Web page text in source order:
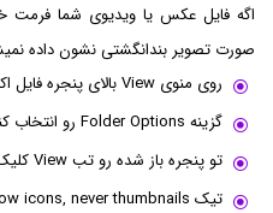
اگه فایل عکس یا ویدیوی شما
صورت تصویر بندانگشتی نشون داده
روی منوی View بالای پنجره فایل اکسپلورر کلیک کنید.
گزینه Folder Options رو انتخاب کنید.
تو پنجره باز شده رو تب View کلیک کنید.
تیک Always show icons, never thumbnails رو حذف کنید.